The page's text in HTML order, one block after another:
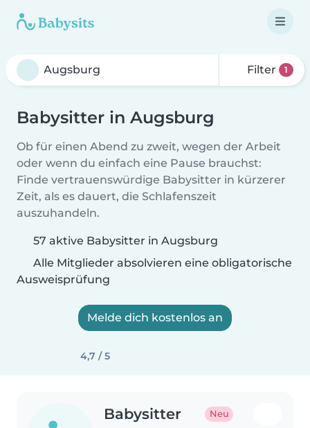
Filter 1
Babysitter in Augsburg
Ob für einen Abend zu zweit, wegen der Arbeit
oder wenn du einfach eine Pause brauchst:
Finde vertrauenswürdige Babysitter in kürzerer
Zeit, als es dauert, die Schlafenszeit
auszuhandeln.
57 aktive Babysitter in Augsburg
Alle Mitglieder absolvieren eine obligatorische
Ausweisprüfung
Melde dich kostenlos an
4,7 / 5
Babysitter Neu